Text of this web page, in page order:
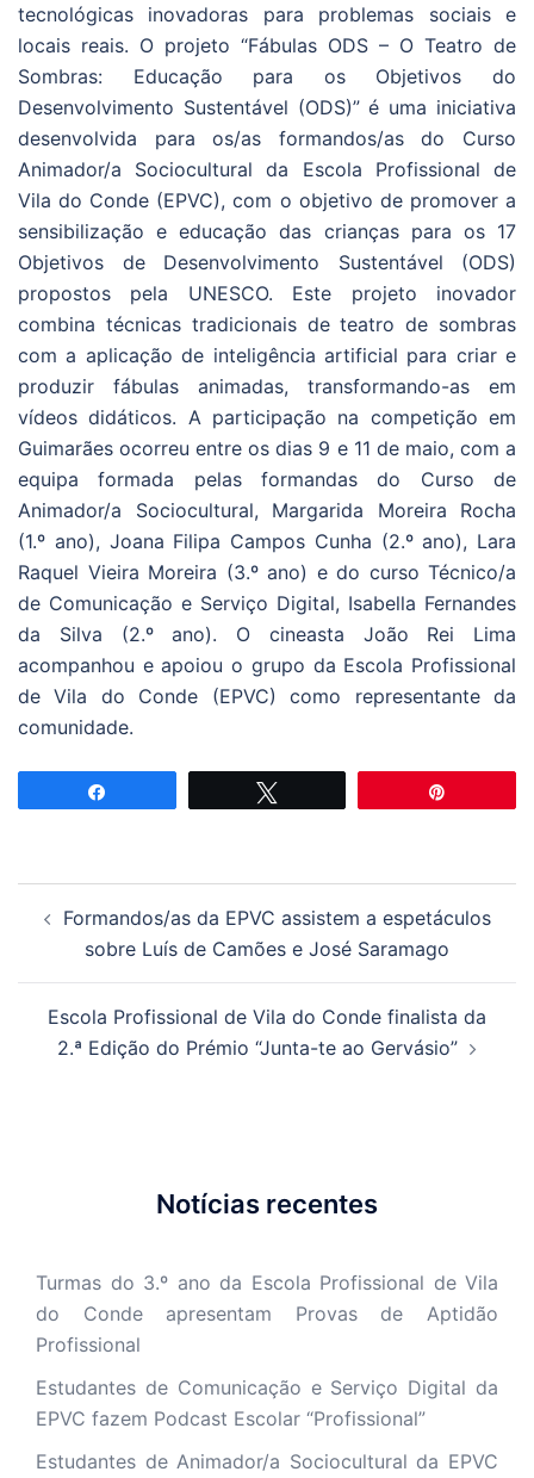
tecnológicas inovadoras para problemas sociais e
locais reais. O projeto “Fábulas ODS – O Teatro de
Sombras: Educação para os Objetivos do
Desenvolvimento Sustentável (ODS)” é uma iniciativa
desenvolvida para os/as formandos/as do Curso
Animador/a Sociocultural da Escola Profissional de
Vila do Conde (EPVC), com o objetivo de promover a
sensibilização e educação das crianças para os 17
Objetivos de Desenvolvimento Sustentável (ODS)
propostos pela UNESCO. Este projeto inovador
combina técnicas tradicionais de teatro de sombras
com a aplicação de inteligência artificial para criar e
produzir fábulas animadas, transformando-as em
vídeos didáticos. A participação na competição em
Guimarães ocorreu entre os dias 9 e 11 de maio, com a
equipa formada pelas formandas do Curso de
Animador/a Sociocultural, Margarida Moreira Rocha
(1.º ano), Joana Filipa Campos Cunha (2.º ano), Lara
Raquel Vieira Moreira (3.º ano) e do curso Técnico/a
de Comunicação e Serviço Digital, Isabella Fernandes
da Silva (2.º ano). O cineasta João Rei Lima
acompanhou e apoiou o grupo da Escola Profissional
de Vila do Conde (EPVC) como representante da
comunidade.
de
artigos
Formandos/as da EPVC assistem a espetáculos
sobre Luís de Camões e José Saramago
Escola Profissional de Vila do Conde finalista da
2.ª Edição do Prémio “Junta-te ao Gervásio”
Notícias recentes
Turmas do 3.º ano da Escola Profissional de Vila
do Conde apresentam Provas de Aptidão
Profissional
Estudantes de Comunicação e Serviço Digital da
EPVC fazem Podcast Escolar “Profissional”
Estudantes de Animador/a Sociocultural da EPVC